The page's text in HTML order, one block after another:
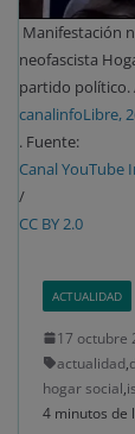
Manifestación
neofascista
partido político.
canalinfoLibre,
. Fuente:
Canal YouTube
/
CC BY 2.0
ACTUALIDAD
17 octubre
actualidad,
hogar social,
4 minutos de